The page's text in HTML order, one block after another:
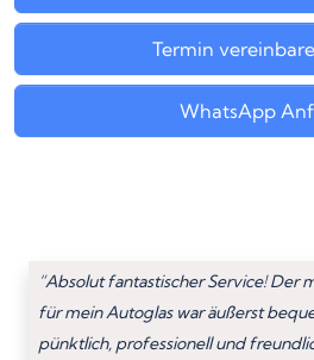
Termin
WhatsApp
“Absolut fantastischer Service!
für mein Autoglas war äußerst
pünktlich, professionell und